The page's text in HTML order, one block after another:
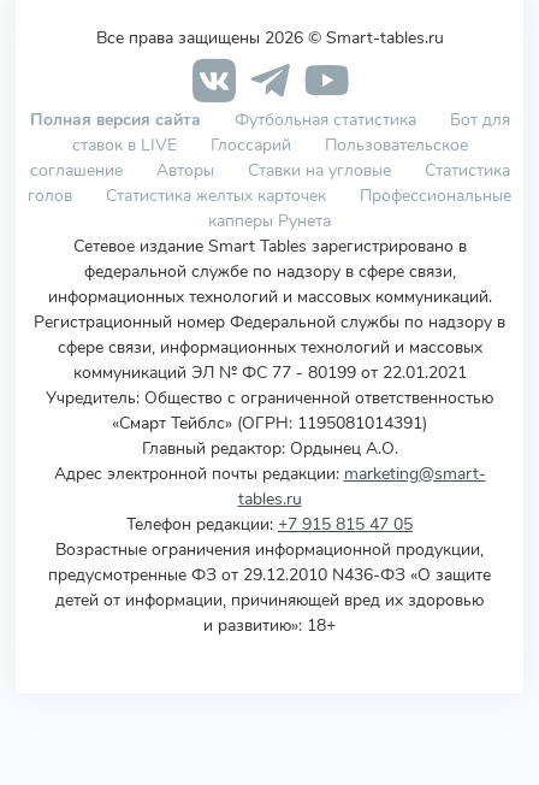
Все права защищены 2026 © Smart-tables.ru
Полная версия сайта Футбольная статистика
Бот для
ставок в LIVE
Глоссарий
Пользовательское
соглашение
Авторы Ставки на угловые
Статистика
голов
Статистика желтых карточек
Профессиональные
капперы Рунета
Сетевое издание Smart Tables зарегистрировано в
федеральной службе по надзору в сфере связи,
информационных технологий и массовых коммуникаций.
Регистрационный номер Федеральной службы по надзору в
сфере связи, информационных технологий и массовых
коммуникаций ЭЛ № ФС 77 - 80199 от 22.01.2021
Учредитель: Общество с ограниченной ответственностью
«Смарт Тейблс» (ОГРН: 1195081014391)
Главный редактор: Ордынец А.О.
Адрес электронной почты редакции: marketing@smart-
tables.ru
Телефон редакции: +7 915 815 47 05
Возрастные ограничения информационной продукции,
предусмотренные ФЗ от 29.12.2010 N436-ФЗ «О защите
детей от информации, причиняющей вред их здоровью
и развитию»: 18+